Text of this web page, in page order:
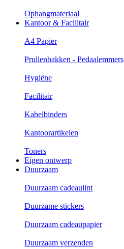
Ophangmateriaal
Kantoor & Facilitair
A4 Papier
Prullenbakken - Pedaalemmers
Hygiëne
Facilitair
Kabelbinders
Kantoorartikelen
Toners
Eigen ontwerp
Duurzaam
Duurzaam cadeaulint
Duurzame stickers
Duurzaam cadeaupapier
Duurzaam verzenden